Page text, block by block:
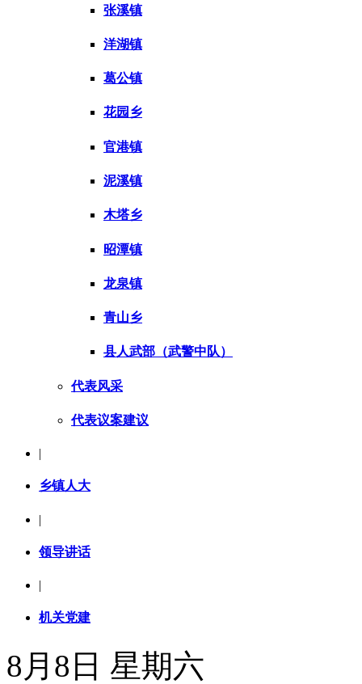
张溪镇
洋湖镇
葛公镇
花园乡
官港镇
泥溪镇
木塔乡
昭潭镇
龙泉镇
青山乡
县人武部（武警中队）
代表风采
代表议案建议
|
乡镇人大
|
领导讲话
|
机关党建
8月8日 星期六